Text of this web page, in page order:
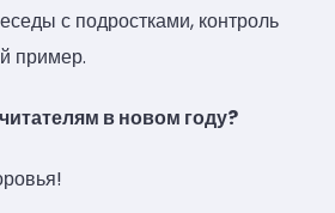
с подростками, контроль
пример.
в новом году?